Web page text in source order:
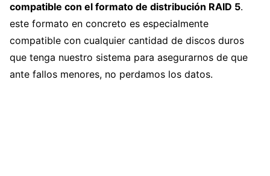
compatible con el formato de distribución RAID 5.
este formato en concreto es especialmente
compatible con cualquier cantidad de discos duros
que tenga nuestro sistema para asegurarnos de que
ante fallos menores, no perdamos los datos.